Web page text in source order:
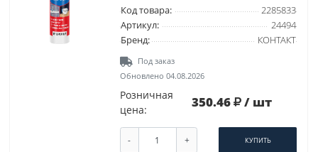
Код товара:
2285833
Артикул:
24494
Бренд:
КОНТАКТ
Под заказ
Обновлено 04.08.2026
Розничная
цена:
350.46 / шт
- + КУПИТЬ